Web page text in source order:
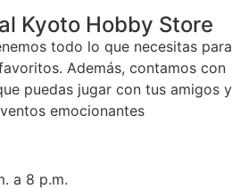
Kyoto Hobby Store
todo lo que necesitas para
Además, contamos con
puedas jugar con tus amigos y
emocionantes
a 8 p.m.